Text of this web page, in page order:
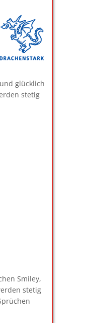
glücklich
stetig
Smiley,
stetig